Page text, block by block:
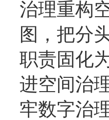
治理重构
图，把分
职责固化
进空间治
牢数字治